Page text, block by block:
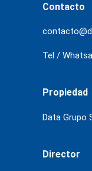
Contacto
Tel /
Propiedad
Data Grupo
Director